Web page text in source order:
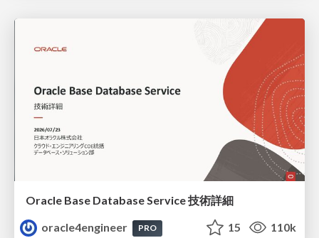
Oracle Base Database Service 技術詳細
oracle4engineer
PRO 15 110k